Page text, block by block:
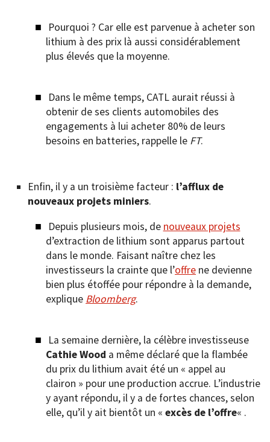
Pourquoi ? Car elle est parvenue à acheter son
lithium à des prix là aussi considérablement
plus élevés que la moyenne.
Dans le même temps, CATL aurait réussi à
obtenir de ses clients automobiles des
engagements à lui acheter 80% de leurs
besoins en batteries, rappelle le FT.
Enfin, il y a un troisième facteur : l’afflux de
nouveaux projets miniers.
Depuis plusieurs mois, de nouveaux projets
d’extraction de lithium sont apparus partout
dans le monde. Faisant naître chez les
investisseurs la crainte que l’offre ne devienne
bien plus étoffée pour répondre à la demande,
explique Bloomberg.
La semaine dernière, la célèbre investisseuse
Cathie Wood a même déclaré que la flambée
du prix du lithium avait été un « appel au
clairon » pour une production accrue. L’industrie
y ayant répondu, il y a de fortes chances, selon
elle, qu’il y ait bientôt un « excès de l’offre« .